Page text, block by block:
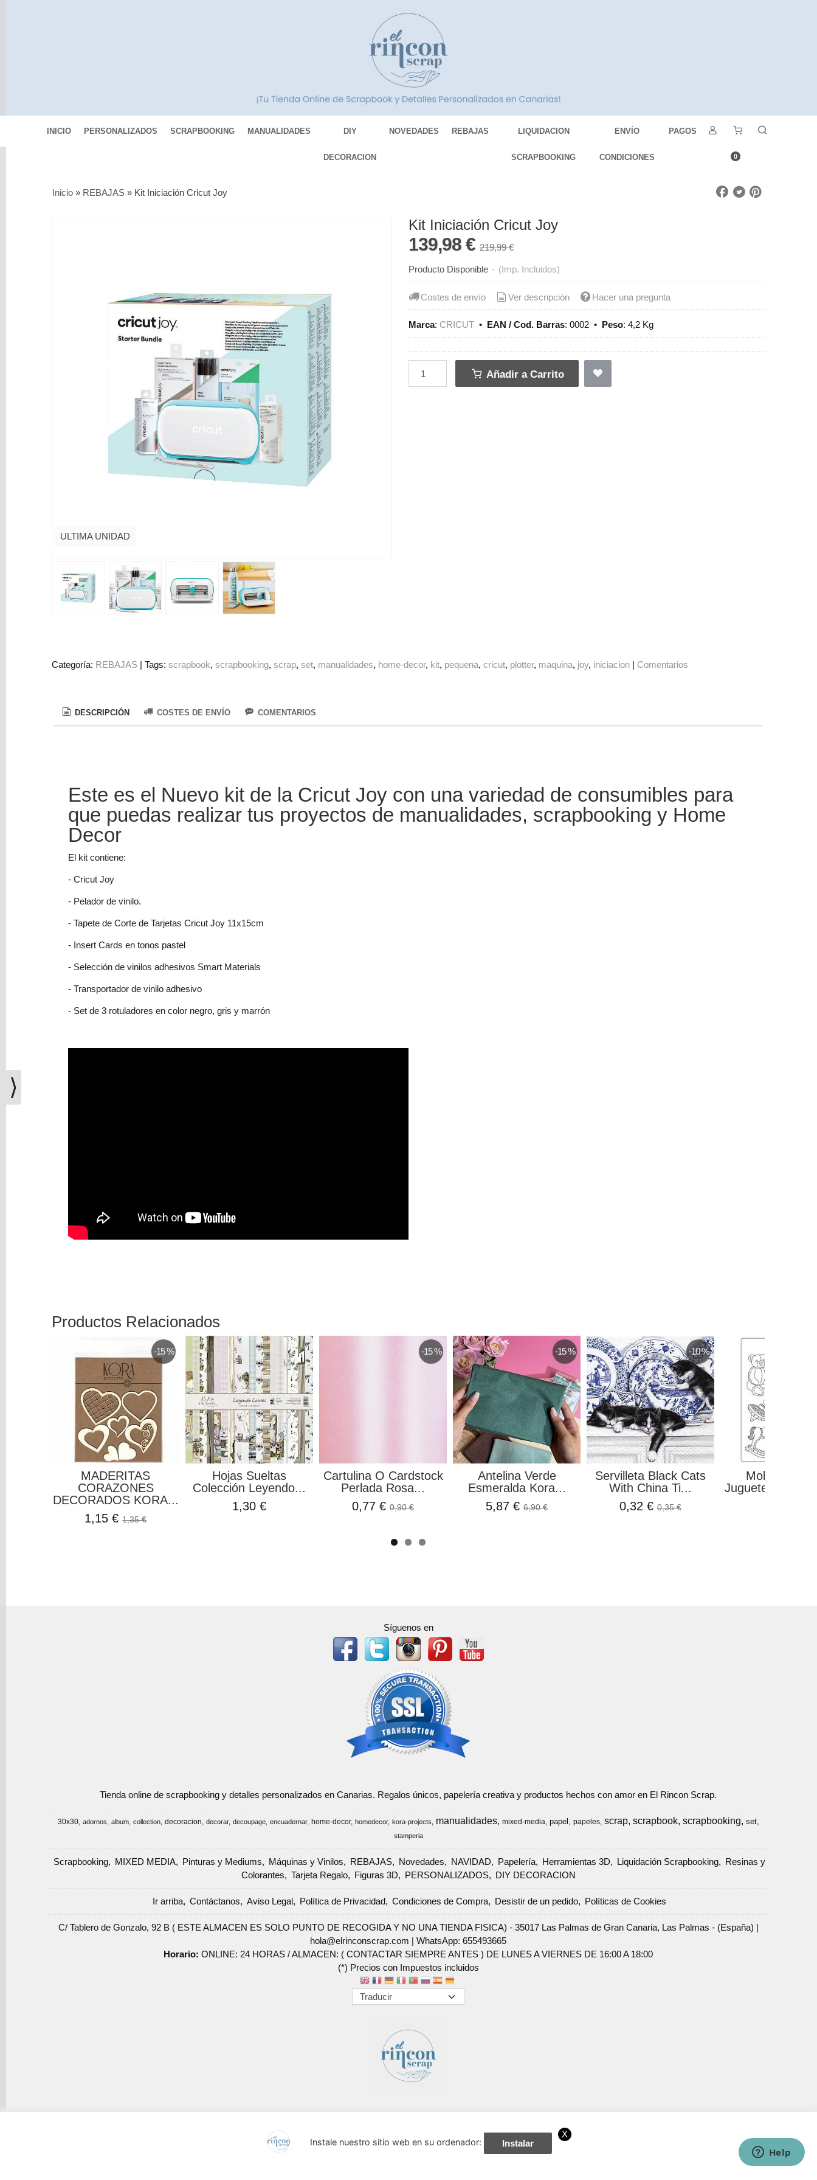
INICIO PERSONALIZADOS SCRAPBOOKING MANUALIDADES DIY
DECORACION
NOVEDADES REBAJAS LIQUIDACION
SCRAPBOOKING
ENVÍO
CONDICIONES
PAGOS
0
Regalo
DIY
Marcas
Carrito
Sociales
Inicio » REBAJAS » Kit Iniciación Cricut Joy
ULTIMA UNIDAD
Kit Iniciación Cricut Joy
139,98 €219,99 €
Producto Disponible - (Imp. Incluidos)
Costes de envío Ver descripción Hacer una pregunta
Marca: CRICUT • EAN / Cod. Barras:0002 • Peso:4,2 Kg
Añadir a Carrito
Categoría: REBAJAS |Tags:scrapbook scrapbooking scrap set manualidades home-decor kit pequena cricut plotter maquina joy iniciacion | Comentarios
DESCRIPCIÓN COSTES DE ENVÍO COMENTARIOS
Este es el Nuevo kit de la Cricut Joy con una variedad de consumibles para
que puedas realizar tus proyectos de manualidades, scrapbooking y Home
Decor
El kit contiene:
- Cricut Joy
- Pelador de vinilo.
- Tapete de Corte de Tarjetas Cricut Joy 11x15cm
- Insert Cards en tonos pastel
- Selección de vinilos adhesivos Smart Materials
- Transportador de vinilo adhesivo
- Set de 3 rotuladores en color negro, gris y marrón
Productos Relacionados
-15 %
MADERITAS
CORAZONES
DECORADOS KORA...
1,15 €1,35 €
Hojas Sueltas
Colección Leyendo...
1,30 €
-15 %
Cartulina O Cardstock
Perlada Rosa...
0,77 €0,90 €
-15 %
Antelina Verde
Esmeralda Kora...
5,87 €6,90 €
-10 %
Servilleta Black Cats
With China Ti...
0,32 €0,35 €
Molde
Juguetes
Síguenos en
Tienda online de scrapbooking y detalles personalizados en Canarias. Regalos únicos, papelería creativa y productos hechos con amor en El Rincon Scrap.
30x30 adornos album collection decoracion decorar decoupage encuadernar home-decor homedecor kora-projects manualidades mixed-media papel papeles scrap scrapbook scrapbooking set
stamperia
Scrapbooking MIXED MEDIA Pinturas y Mediums Máquinas y Vinilos REBAJAS Novedades NAVIDAD Papelería Herramientas 3D Liquidación Scrapbooking
Resinas y
Colorantes
Tarjeta Regalo Figuras 3D PERSONALIZADOS DIY DECORACION
Ir arriba Contáctanos Aviso Legal Política de Privacidad Condiciones de Compra Desistir de un pedido Políticas de Cookies
C/ Tablero de Gonzalo, 92 B ( ESTE ALMACEN ES SOLO PUNTO DE RECOGIDA Y NO UNA TIENDA FISICA) - 35017 Las Palmas de Gran Canaria, Las Palmas - (España) |
hola@elrinconscrap.com |WhatsApp: 655493665
Horario:ONLINE: 24 HORAS / ALMACEN: ( CONTACTAR SIEMPRE ANTES ) DE LUNES A VIERNES DE 16:00 A 18:00
(*) Precios con Impuestos incluidos
⟩
Instale nuestro sitio web en su ordenador: Instalar
X
Más información